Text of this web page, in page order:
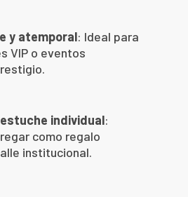
y atemporal: Ideal para
VIP o eventos
individual:
como regalo
institucional.